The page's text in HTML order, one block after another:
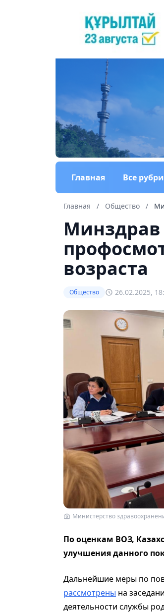
Главная Все
Главная / Общество /
Минздрав
возраста
Общество 26.02.2025,
Министерство
По оценкам ВОЗ,
улучшения данного
Дальнейшие меры по
рассмотрены на
деятельности службы